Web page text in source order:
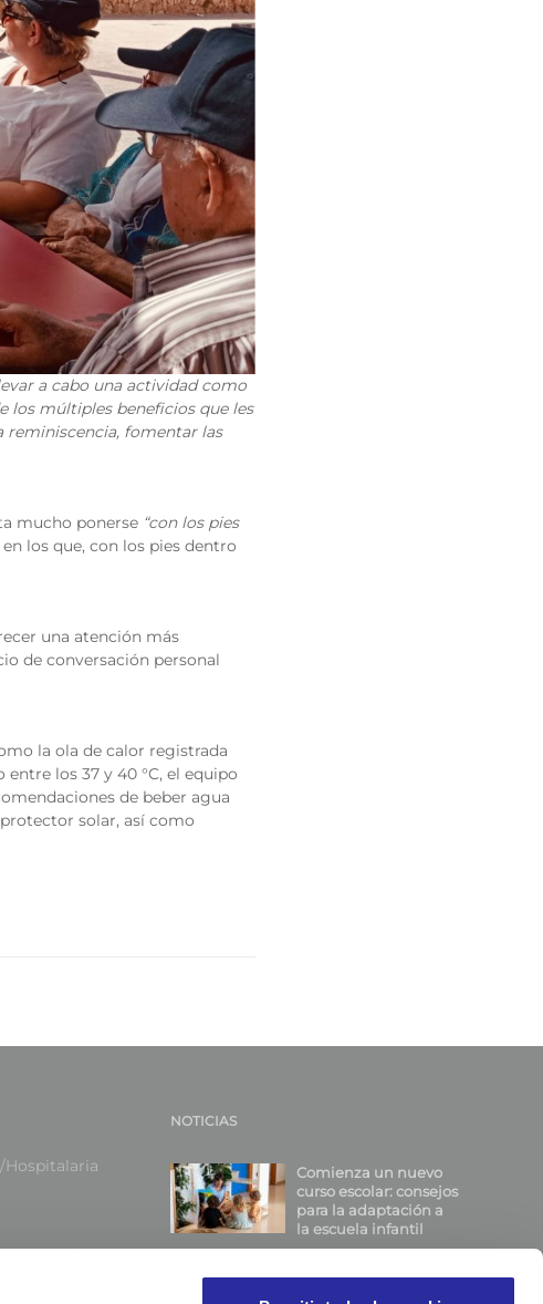
a cabo una actividad como
los múltiples beneficios que les
reminiscencia, fomentar las
mucho ponerse “con los pies
los que, con los pies dentro
una atención más
de conversación personal
la ola de calor registrada
los 37 y 40 °C, el equipo
de beber agua
solar, así como
Hospitalaria
Deportivas
NOTICIAS
Comienza un nuevo
curso escolar: consejos
para la adaptación a
la escuela infantil